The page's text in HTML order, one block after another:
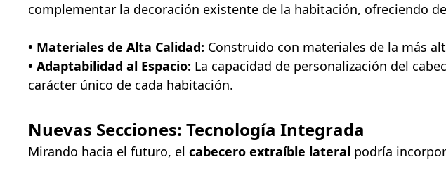
complementar la decoración existente de la habitación, ofreciendo
• Materiales de Alta Calidad: Construido con materiales de la más
• Adaptabilidad al Espacio: La capacidad de personalización del
carácter único de cada habitación.
Nuevas Secciones: Tecnología Integrada
Mirando hacia el futuro, el cabecero extraíble lateral podría